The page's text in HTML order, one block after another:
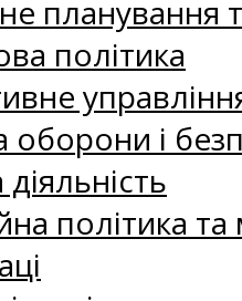
політика
оборони і
політика